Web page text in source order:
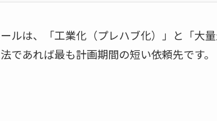
ルは、「工業化（プレハブ化）」と「大
であれば最も計画期間の短い依頼先です。